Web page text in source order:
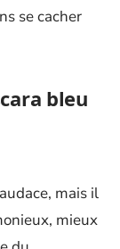
se cacher
bleu
mais il
mieux